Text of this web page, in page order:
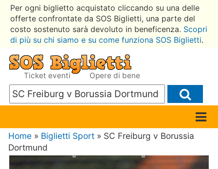
Per ogni biglietto acquistato cliccando su una delle
offerte confrontate da SOS Biglietti, una parte del
costo sostenuto sarà devoluto in beneficenza. Scopri
di più su chi siamo e su come funziona SOS Biglietti.
Ticket eventi Opere di bene
Home » Biglietti Sport » SC Freiburg v Borussia
Dortmund